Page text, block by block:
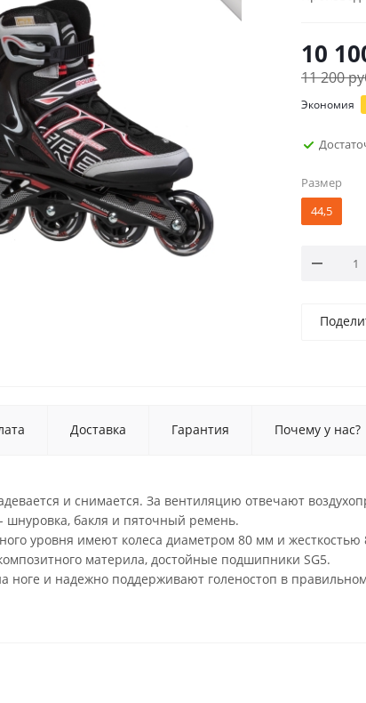
10
11 200
Экономия
Размер
44,5
Доставка Гарантия Почему у нас?
и снимается. За вентиляцию отвечают
шнуровка, бакля и пяточный ремень.
уровня имеют колеса диаметром 80 мм и
материла, достойные подшипники SG5.
ноге и надежно поддерживают голеностоп в